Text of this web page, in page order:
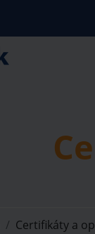
Certifikáty a